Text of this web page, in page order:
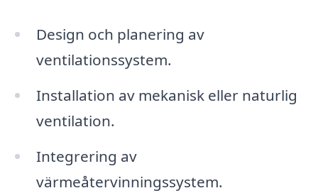
Design och planering av
ventilationssystem.
Installation av mekanisk eller naturlig
ventilation.
Integrering av
värmeåtervinningssystem.